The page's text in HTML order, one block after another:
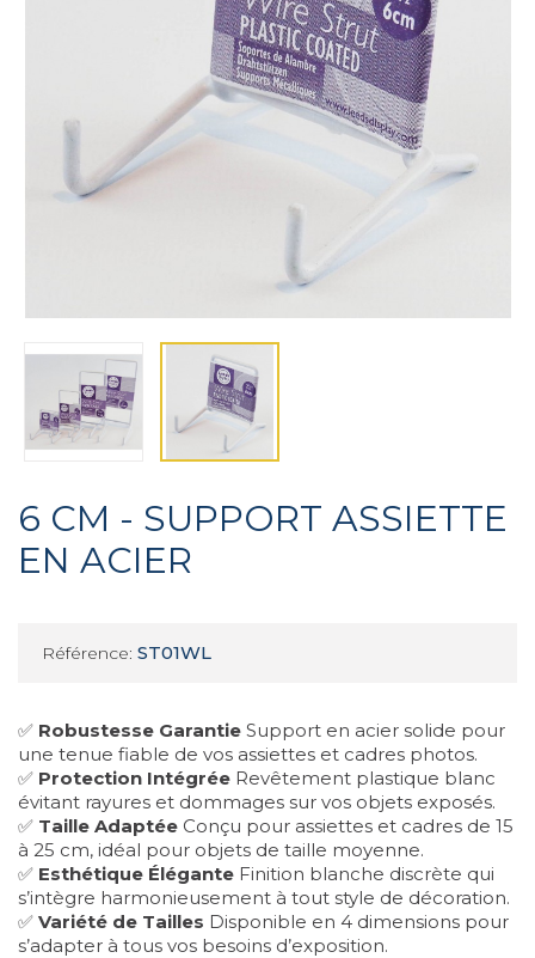
6 CM - SUPPORT ASSIETTE
EN ACIER
Référence: ST01WL
✅ Robustesse Garantie Support en acier solide pour
une tenue fiable de vos assiettes et cadres photos.
✅ Protection Intégrée Revêtement plastique blanc
évitant rayures et dommages sur vos objets exposés.
✅ Taille Adaptée Conçu pour assiettes et cadres de 15
à 25 cm, idéal pour objets de taille moyenne.
✅ Esthétique Élégante Finition blanche discrète qui
s’intègre harmonieusement à tout style de décoration.
✅ Variété de Tailles Disponible en 4 dimensions pour
s’adapter à tous vos besoins d’exposition.